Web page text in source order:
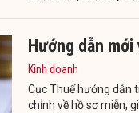
Hướng dẫn
Kinh doanh
Cục Thuế hướng dẫn
chỉnh về hồ sơ miễn,